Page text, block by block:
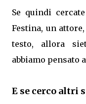
Se quindi
Festina, un
testo, allora
abbiamo pensato
E se cerco altri